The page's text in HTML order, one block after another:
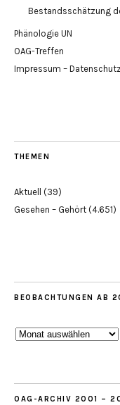
Bestandsschätzung
Phänologie UN
OAG-Treffen
Impressum – Datenschutz
THEMEN
Aktuell
(39)
Gesehen – Gehört (4.651)
BEOBACHTUNGEN AB
Beobachtungen
OAG-ARCHIV 2001 –